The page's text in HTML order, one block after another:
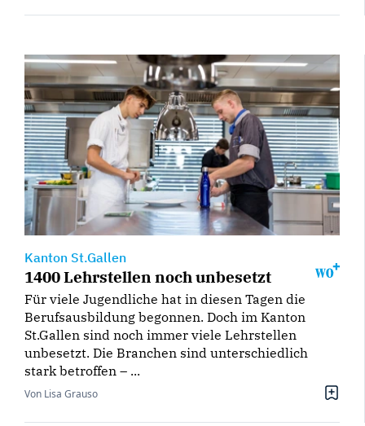
Kanton St.Gallen
1400 Lehrstellen noch unbesetzt
Für viele Jugendliche hat in diesen Tagen die
Berufsausbildung begonnen. Doch im Kanton
St.Gallen sind noch immer viele Lehrstellen
unbesetzt. Die Branchen sind unterschiedlich
stark betroffen – ...
Von Lisa Grauso